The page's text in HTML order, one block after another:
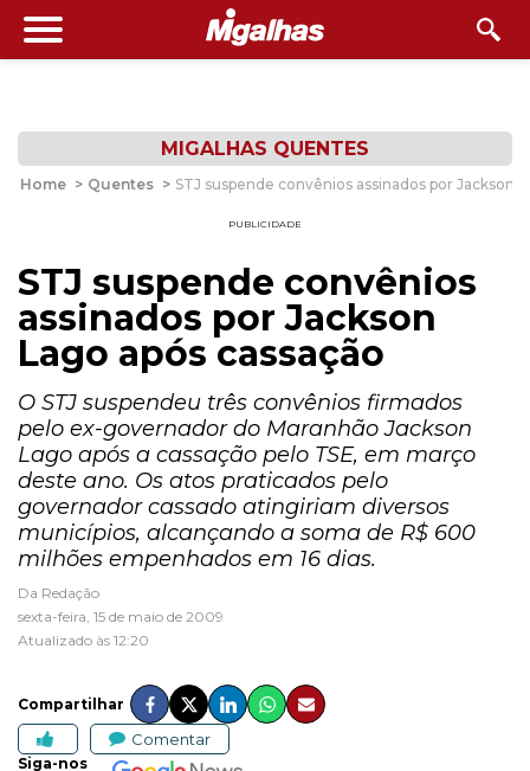
MIGALHAS QUENTES
Home > Quentes > STJ suspende convênios assinados por Jackson
PUBLICIDADE
STJ suspende convênios
assinados por Jackson
Lago após cassação
O STJ suspendeu três convênios firmados
pelo ex-governador do Maranhão Jackson
Lago após a cassação pelo TSE, em março
deste ano. Os atos praticados pelo
governador cassado atingiriam diversos
municípios, alcançando a soma de R$ 600
milhões empenhados em 16 dias.
Da Redação
sexta-feira, 15 de maio de 2009
Atualizado às 12:20
Compartilhar
Comentar
Siga-nos